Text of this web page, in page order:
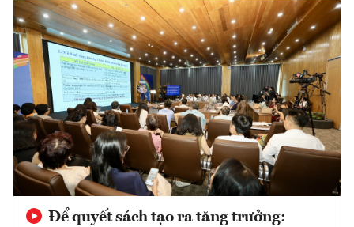
Để quyết sách tạo ra tăng trưởng: